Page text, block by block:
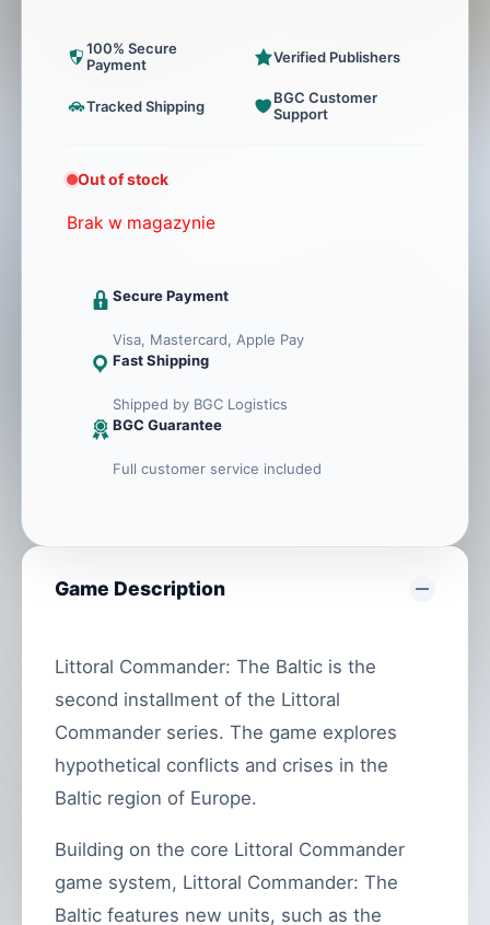
100% Secure
Payment
Verified Publishers
Tracked Shipping
BGC Customer
Support
Out of stock
Brak w magazynie
Secure Payment
Visa, Mastercard, Apple Pay
Fast Shipping
Shipped by BGC Logistics
BGC Guarantee
Full customer service included
Game Description
Littoral Commander: The Baltic is the
second installment of the Littoral
Commander series. The game explores
hypothetical conflicts and crises in the
Baltic region of Europe.
Building on the core Littoral Commander
game system, Littoral Commander: The
Baltic features new units, such as the